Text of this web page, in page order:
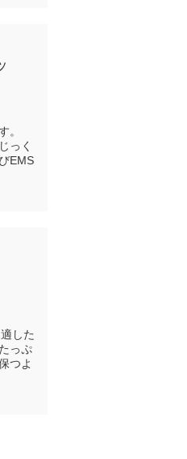
。
っく
EMS
した
っぷ
つよ